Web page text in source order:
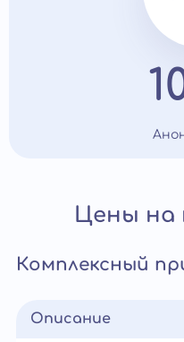
Цены на
Комплексный
Описание